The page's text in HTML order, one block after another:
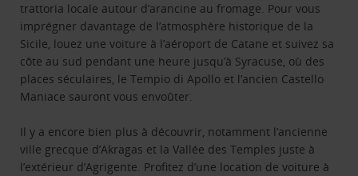
trattoria locale autour d’arancine au fromage. Pour vous
imprégner davantage de l’atmosphère historique de la
Sicile, louez une voiture à l’aéroport de Catane et suivez sa
côte au sud pendant une heure jusqu’à Syracuse, où des
places séculaires, le Tempio di Apollo et l’ancien Castello
Maniace sauront vous envoûter.
Il y a encore bien plus à découvrir, notamment l’ancienne
ville grecque d’Akragas et la Vallée des Temples juste à
l’extérieur d’Agrigente. Profitez d’une location de voiture à